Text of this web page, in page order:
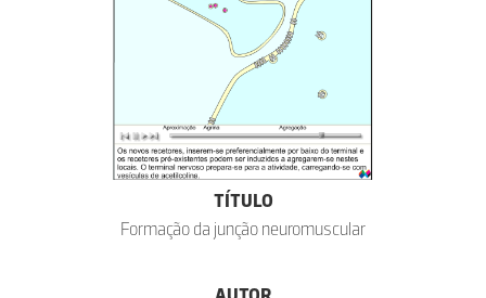
TÍTULO
Formação da junção neuromuscular